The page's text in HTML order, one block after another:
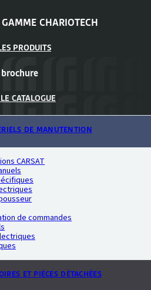
GAMME CHARIOTECH
PRODUITS
brochure
CATALOGUE
DE MANUTENTION
CARSAT
de commandes
ET PIÈCES DÉTACHÉES